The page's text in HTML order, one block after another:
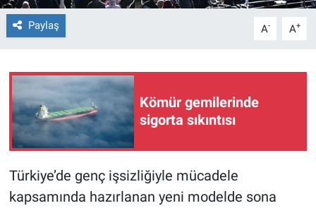
Paylaş A- A+
Kömür gemilerinde
sigorta sıkıntısı
Türkiye’de genç işsizliğiyle mücadele
kapsamında hazırlanan yeni modelde sona